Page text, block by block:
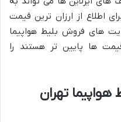
اطلاع از ارزان ترین قیمت
های فروش بلیط هواپیما
ها پایین تر هستند را
تهران